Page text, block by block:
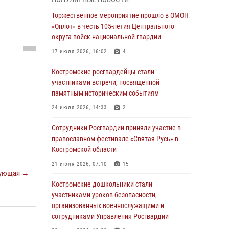
→
В Росгвардии по Костромской области
проходят мероприятия, посвященные 108-й
годовщине со дня рождения генерала армии
Ивана Кирилловича Яковлева
Состоялась рабочая встреча директора
Росгвардии Героя России генерала армии
Виктора Золотова с заместителем
Российской Федерации в Северо-Кавказском
федеральном округе Виталием Кузнецовым
31 июля 2026, 07:08
службой в ведомстве
31 июля 2026, 06:48 1
Костромские дошкольники стали
участниками уроков безопасности,
Торжественное мероприятие прошло в ОМОН
«Оплот» в честь 105-летия Центрального
округа войск национальной гвардии
17 июля 2026, 16:02 4
Костромские росгвардейцы стали
участниками встречи, посвященной
памятным историческим событиям
24 июля 2026, 14:33 2
Сотрудники Росгвардии приняли участие в
православном фестивале «Святая Русь» в
Костромской области
21 июля 2026, 07:10 15
Костромские дошкольники стали
участниками уроков безопасности,
организованных военнослужащими и
сотрудниками Управления Росгвардии